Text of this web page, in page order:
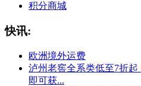
积分商城
快讯:
欧洲境外运费
泸州老窖全系类低至7折
即可获...